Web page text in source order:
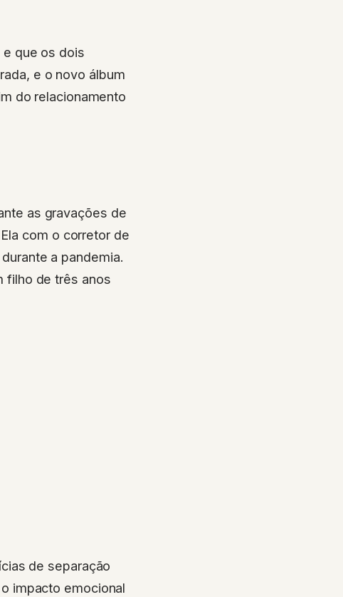
e que os dois
e o novo álbum
do relacionamento
as gravações de
com o corretor de
a pandemia.
filho de três anos
de separação
impacto emocional